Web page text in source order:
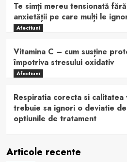
Te simți mereu tensionată
anxietății pe care mulți le
Afectiuni
Vitamina C – cum susține
împotriva stresului oxidativ
Afectiuni
Respiratia corecta si calitatea
trebuie sa ignori o deviatie
optiunile de tratament
Articole recente